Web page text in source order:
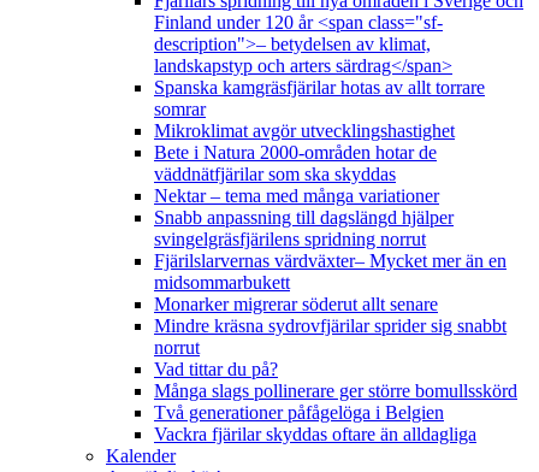
Finland under 120 år <span class="sf-
description">– betydelsen av klimat,
landskapstyp och arters särdrag</span>
Spanska kamgräsfjärilar hotas av allt torrare
somrar
Mikroklimat avgör utvecklingshastighet
Bete i Natura 2000-områden hotar de
väddnätfjärilar som ska skyddas
Nektar – tema med många variationer
Snabb anpassning till dagslängd hjälper
svingelgräsfjärilens spridning norrut
Fjärilslarvernas värdväxter– Mycket mer än en
midsommarbukett
Monarker migrerar söderut allt senare
Mindre kräsna sydrovfjärilar sprider sig snabbt
norrut
Vad tittar du på?
Många slags pollinerare ger större bomullsskörd
Två generationer påfågelöga i Belgien
Vackra fjärilar skyddas oftare än alldagliga
Kalender